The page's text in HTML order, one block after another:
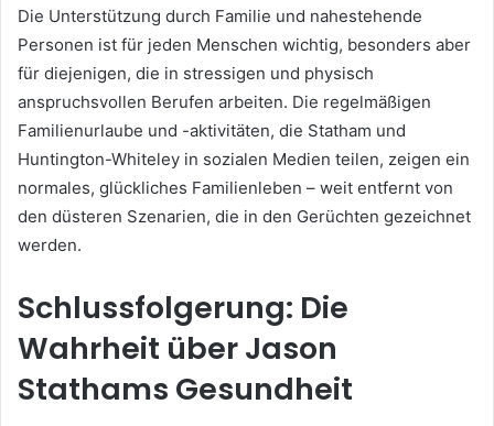
Die Unterstützung durch Familie und nahestehende
Personen ist für jeden Menschen wichtig, besonders aber
für diejenigen, die in stressigen und physisch
anspruchsvollen Berufen arbeiten. Die regelmäßigen
Familienurlaube und -aktivitäten, die Statham und
Huntington-Whiteley in sozialen Medien teilen, zeigen ein
normales, glückliches Familienleben – weit entfernt von
den düsteren Szenarien, die in den Gerüchten gezeichnet
werden.
Schlussfolgerung: Die
Wahrheit über Jason
Stathams Gesundheit